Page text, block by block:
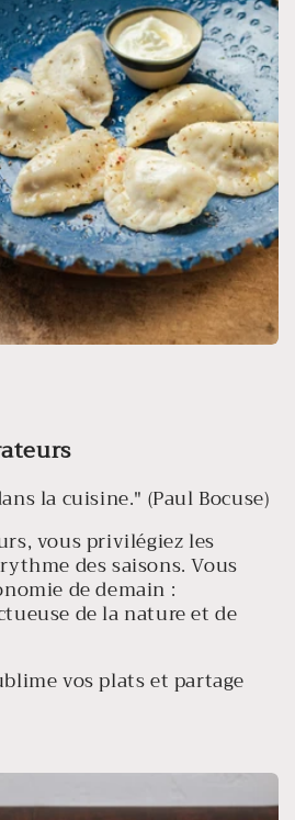
la cuisine." (Paul Bocuse)
vous privilégiez les
des saisons. Vous
de demain :
de la nature et de
vos plats et partage